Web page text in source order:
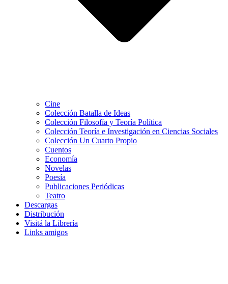
Cine
Colección Batalla de Ideas
Colección Filosofía y Teoría Política
Colección Teoría e Investigación en Ciencias Sociales
Colección Un Cuarto Propio
Cuentos
Economía
Novelas
Poesía
Publicaciones Periódicas
Teatro
Descargas
Distribución
Visitá la Librería
Links amigos